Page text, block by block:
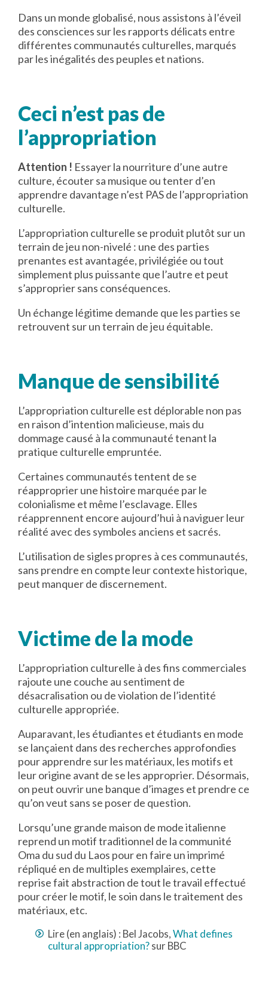
Dans un monde globalisé, nous assistons à l’éveil
des consciences sur les rapports délicats entre
différentes communautés culturelles, marqués
par les inégalités des peuples et nations.
Ceci n’est pas de
l’appropriation
Attention ! Essayer la nourriture d’une autre
culture, écouter sa musique ou tenter d’en
apprendre davantage n’est PAS de l’appropriation
culturelle.
L’appropriation culturelle se produit plutôt sur un
terrain de jeu non-nivelé : une des parties
prenantes est avantagée, privilégiée ou tout
simplement plus puissante que l’autre et peut
s’approprier sans conséquences.
Un échange légitime demande que les parties se
retrouvent sur un terrain de jeu équitable.
Manque de sensibilité
L’appropriation culturelle est déplorable non pas
en raison d’intention malicieuse, mais du
dommage causé à la communauté tenant la
pratique culturelle empruntée.
Certaines communautés tentent de se
réapproprier une histoire marquée par le
colonialisme et même l’esclavage. Elles
réapprennent encore aujourd’hui à naviguer leur
réalité avec des symboles anciens et sacrés.
L’utilisation de sigles propres à ces communautés,
sans prendre en compte leur contexte historique,
peut manquer de discernement.
Victime de la mode
L’appropriation culturelle à des fins commerciales
rajoute une couche au sentiment de
désacralisation ou de violation de l’identité
culturelle appropriée.
Auparavant, les étudiantes et étudiants en mode
se lançaient dans des recherches approfondies
pour apprendre sur les matériaux, les motifs et
leur origine avant de se les approprier. Désormais,
on peut ouvrir une banque d’images et prendre ce
qu’on veut sans se poser de question.
Lorsqu’une grande maison de mode italienne
reprend un motif traditionnel de la communité
Oma du sud du Laos pour en faire un imprimé
répliqué en de multiples exemplaires, cette
reprise fait abstraction de tout le travail effectué
pour créer le motif, le soin dans le traitement des
matériaux, etc.
Lire (en anglais) : Bel Jacobs,What defines
cultural appropriation?sur BBC